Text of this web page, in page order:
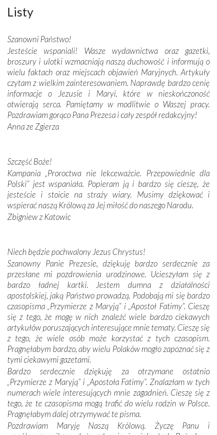
misterna architektura tych monumentalnych dzieł,
wspaniałe zdobienia, dbałość ich twórców o detale,
budowniczych.
Podążyliśmy też śladami fatimskich wizjonerów – Łucji
dos Santos oraz świętych Hiacynty i Franciszka Marto.
Modliliśmy się przy ich grobach. Odprawiliśmy Drogę
Krzyżową w ich rodzinnych stronach, odwiedziliśmy
domy, w których żyli.
W miejscu objawień Matki Bożej zapaliliśmy świece
Podczas tej kilkudniowej wyprawy na każdym kroku
spotykaliśmy się z serdeczną otwartością
Portugalczyków. Podziwialiśmy ich ludową sztukę i
zwyczaje. Mimo że nasze kraje są od siebie bardzo
oddalone, w żaden sposób nie czuliśmy się obco.
Sprawiła to oczywiście sama Matka Boża, ale też
kulturowa bliskość biorąca swój początek w naszej
mieliśmy okazję przekonać się, że Maryja swoją opieką
otacza nie tylko nasz naród, lecz wszystkie nacje, które
się Jej ufnie oddają, a także każdą osobę, która zawierza
Jej siebie oraz swych bliskich.
Dzieje Portugalii to również historia wierności Bogu i
odstępstw, także w życiu władców. Trudne momenty w
wymiarze tak osobistym, jak i zbiorowym, przypominają o
konieczności ciągłego zabiegania o własną duszę i o łaskę
Opatrzności. Wierność przynosi pomyślność –
przynajmniej w życiu duchowym. Odstępstwo owocuje
nieszczęściem i śmiercią. Te uniwersalne prawdy
przychodziły na myśl, gdy słuchaliśmy opowieści
przewodników o portugalskich monarchach i wodzach,
zwycięskich bitwach i nieszczęśliwych losach grzesznych
kochanków.
Listy
Szanowni Państwo!
Jesteście wspaniali! Wasze wydawnictwa oraz gazetki,
broszury i ulotki wzmacniają naszą duchowość i informują o
wielu faktach oraz miejscach objawień Maryjnych. Artykuły
czytam z wielkim zainteresowaniem. Naprawdę bardzo cenię
informacje o Jezusie i Maryi, które w nieskończoność
otwierają serca. Pamiętamy w modlitwie o Waszej pracy.
Pozdrawiam gorąco Pana Prezesa i cały zespół redakcyjny!
Anna ze Zgierza
Szczęść Boże!
Kampania „Proroctwa nie lekceważcie. Przepowiednie dla
Polski” jest wspaniała. Popieram ją i bardzo się cieszę, że
jesteście i stoicie na straży wiary. Musimy dziękować i
wspierać naszą Królową za Jej miłość do naszego Narodu.
Zbigniew z Katowic
Niech będzie pochwalony Jezus Chrystus!
Szanowny Panie Prezesie, dziękuję bardzo serdecznie za
przesłane mi pozdrowienia urodzinowe. Ucieszyłam się z
bardzo ładnej kartki. Jestem dumna z działalności
apostolskiej, jaką Państwo prowadzą. Podobają mi się bardzo
czasopisma „Przymierze z Maryją” i „Apostoł Fatimy”. Cieszę
się z tego, że mogę w nich znaleźć wiele bardzo ciekawych
artykułów poruszających interesujące mnie tematy. Cieszę się
z tego, że wiele osób może korzystać z tych czasopism.
Pragnęłabym bardzo, aby wielu Polaków mogło zapoznać się z
tymi ciekawymi gazetami.
Bardzo serdecznie dziękuję za otrzymane ostatnio
„Przymierze z Maryją” i „Apostoła Fatimy”. Znalazłam w tych
numerach wiele interesujących mnie zagadnień. Cieszę się z
tego, że te czasopisma mogą trafić do wielu rodzin w Polsce.
Pragnęłabym dalej otrzymywać te pisma.
Pozdrawiam Maryję Naszą Królową. Życzę Panu i